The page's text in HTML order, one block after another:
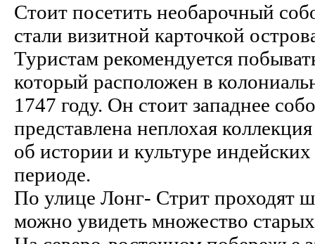
Стоит посетить необарочный
стали визитной карточкой
Туристам рекомендуется
который расположен в
1747 году. Он стоит западнее
представлена неплохая
об истории и культуре
периоде.
По улице Лонг- Стрит проходят
можно увидеть множество